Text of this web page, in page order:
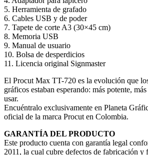
5. Herramienta de grafado
6. Cables USB y de poder
7. Tapete de corte A3 (30×45 cm)
8. Memoria USB
9. Manual de usuario
10. Bolsa de desperdicios
11. Licencia original Signmaster
El Procut Max TT-720 es la evolución que
gráficos estaban esperando: más potente,
usar.
Encuéntralo exclusivamente en Planeta
oficial de la marca Procut en Colombia.
GARANTÍA DEL PRODUCTO
Este producto cuenta con garantía legal
2011, la cual cubre defectos de fabricación y